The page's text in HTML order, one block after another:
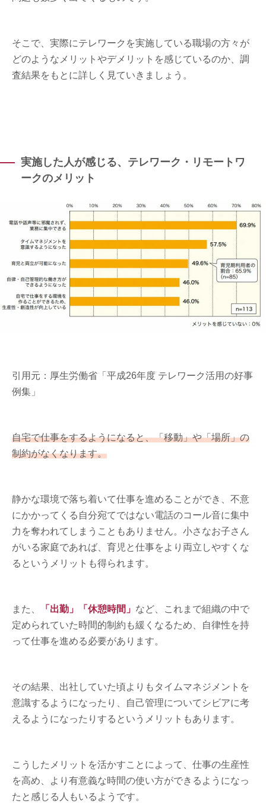
そこで、実際にテレワークを実施している職場の方々が
どのようなメリットやデメリットを感じているのか、調
査結果をもとに詳しく見ていきましょう。
実施した人が感じる、テレワーク・リモートワ
ークのメリット
引用元：厚生労働省「平成26年度 テレワーク活用の好事
例集」
自宅で仕事をするようになると、「移動」や「場所」の
制約がなくなります。
静かな環境で落ち着いて仕事を進めることができ、不意
にかかってくる自分宛てではない電話のコール音に集中
力を奪われてしまうこともありません。小さなお子さん
がいる家庭であれば、育児と仕事をより両立しやすくな
るというメリットも得られます。
また、 「出勤」「休憩時間」 など、これまで組織の中で
定められていた時間的制約も緩くなるため、自律性を持
って仕事を進める必要があります。
その結果、出社していた頃よりもタイムマネジメントを
意識するようになったり、自己管理についてシビアに考
えるようになったりするというメリットもあります。
こうしたメリットを活かすことによって、仕事の生産性
を高め、より有意義な時間の使い方ができるようになっ
たと感じる人もいるようです。